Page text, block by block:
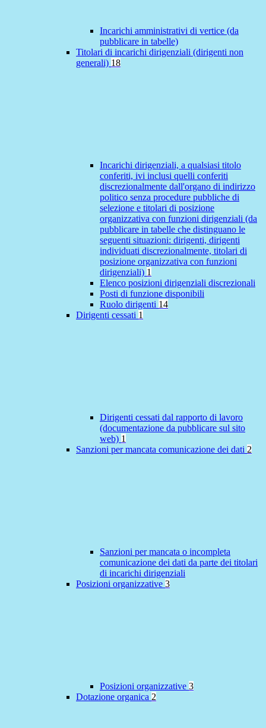
Incarichi amministrativi di vertice (da
pubblicare in tabelle)
Titolari di incarichi dirigenziali (dirigenti non
generali) 18
Incarichi dirigenziali, a qualsiasi titolo
conferiti, ivi inclusi quelli conferiti
discrezionalmente dall'organo di indirizzo
politico senza procedure pubbliche di
selezione e titolari di posizione
organizzativa con funzioni dirigenziali (da
pubblicare in tabelle che distinguano le
seguenti situazioni: dirigenti, dirigenti
individuati discrezionalmente, titolari di
posizione organizzativa con funzioni
dirigenziali) 1
Elenco posizioni dirigenziali discrezionali
Posti di funzione disponibili
Ruolo dirigenti 14
Dirigenti cessati 1
Dirigenti cessati dal rapporto di lavoro
(documentazione da pubblicare sul sito
web) 1
Sanzioni per mancata comunicazione dei dati 2
Sanzioni per mancata o incompleta
comunicazione dei dati da parte dei titolari
di incarichi dirigenziali
Posizioni organizzative 3
Posizioni organizzative 3
Dotazione organica 2